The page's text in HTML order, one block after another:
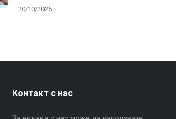
20/10/2025
Контакт с нас